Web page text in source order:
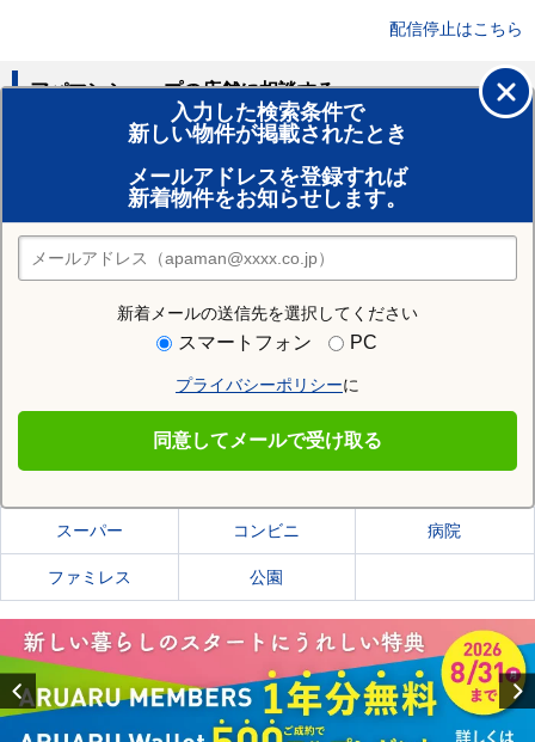
配信停止はこちら
入力した検索条件で
新しい物件が掲載されたとき
メールアドレスを登録すれば
新着物件をお知らせします。
新着メールの送信先を選択してください
スマートフォン PC
プライバシーポリシーに
同意してメールで受け取る
アパマンショップの店舗に相談する
賃貸のプロがお部屋探し！
おまかせ物件リクエスト
住みたい街の店舗を探す
店舗検索
住む街研究所で岩見沢市の情報を見る
岩見沢市の施設一覧
スーパー コンビニ 病院
ファミレス 公園
Previous